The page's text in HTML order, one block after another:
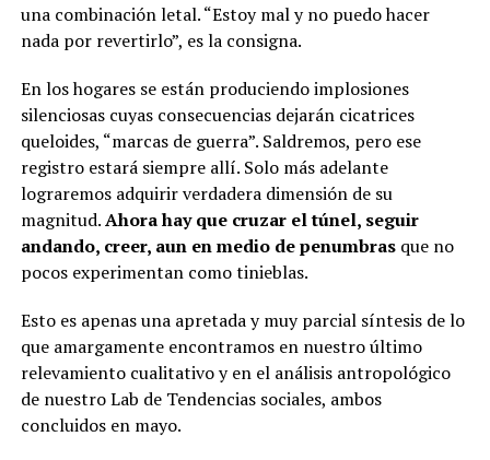
una combinación letal. “Estoy mal y no puedo hacer
nada por revertirlo”, es la consigna.
En los hogares se están produciendo implosiones
silenciosas cuyas consecuencias dejarán cicatrices
queloides, “marcas de guerra”. Saldremos, pero ese
registro estará siempre allí. Solo más adelante
lograremos adquirir verdadera dimensión de su
magnitud.Ahora hay que cruzar el túnel, seguir
andando, creer, aun en medio de penumbras que no
pocos experimentan como tinieblas.
Esto es apenas una apretada y muy parcial síntesis de lo
que amargamente encontramos en nuestro último
relevamiento cualitativo y en el análisis antropológico
de nuestro Lab de Tendencias sociales, ambos
concluidos en mayo.